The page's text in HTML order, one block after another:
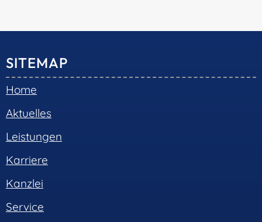
SITEMAP
Home
Aktuelles
Leistungen
Karriere
Kanzlei
Service